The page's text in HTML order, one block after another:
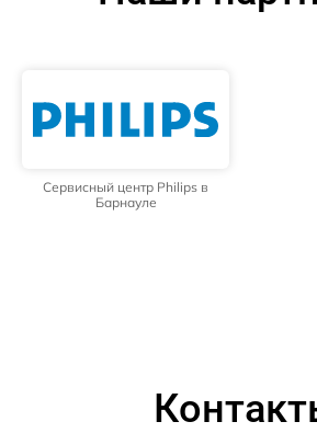
Сервисный центр Philips в
Барнауле